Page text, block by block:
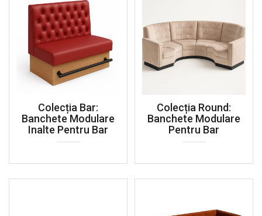
Colecția Bar:
Banchete Modulare
Inalte Pentru Bar
Colecția Round:
Banchete Modulare
Pentru Bar